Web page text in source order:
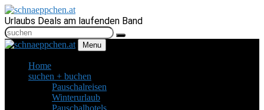
Urlaubs Deals am laufenden Band
Menu
Home
suchen + buchen
Pauschalreisen
Winterurlaub
Pauschalhotels